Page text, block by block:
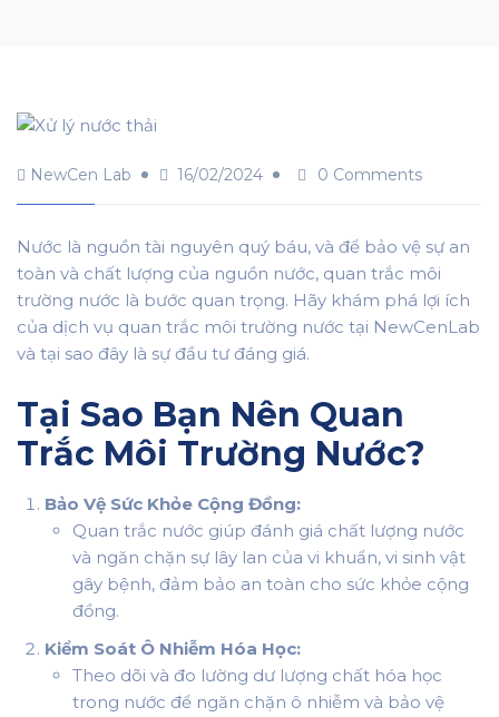
NewCen Lab 16/02/2024 0 Comments
Nước là nguồn tài nguyên quý báu, và để bảo vệ sự an
toàn và chất lượng của nguồn nước, quan trắc môi
trường nước là bước quan trọng. Hãy khám phá lợi ích
của dịch vụ quan trắc môi trường nước tại NewCenLab
và tại sao đây là sự đầu tư đáng giá.
Tại Sao Bạn Nên Quan
Trắc Môi Trường Nước?
Bảo Vệ Sức Khỏe Cộng Đồng:
Quan trắc nước giúp đánh giá chất lượng nước
và ngăn chặn sự lây lan của vi khuẩn, vi sinh vật
gây bệnh, đảm bảo an toàn cho sức khỏe cộng
đồng.
Kiểm Soát Ô Nhiễm Hóa Học:
Theo dõi và đo lường dư lượng chất hóa học
trong nước để ngăn chặn ô nhiễm và bảo vệ